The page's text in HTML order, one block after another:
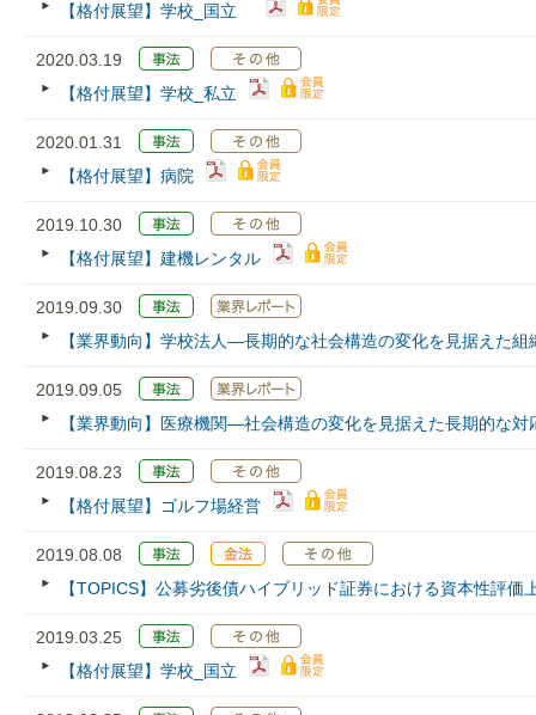
【格付展望】学校_国立
2020.03.19
【格付展望】学校_私立
2020.01.31
【格付展望】病院
2019.10.30
【格付展望】建機レンタル
2019.09.30
【業界動向】学校法人―長期的な社会構造の変化を見据えた
2019.09.05
【業界動向】医療機関―社会構造の変化を見据えた長期的な
2019.08.23
【格付展望】ゴルフ場経営
2019.08.08
【TOPICS】公募劣後債ハイブリッド証券における資本性評価
2019.03.25
【格付展望】学校_国立